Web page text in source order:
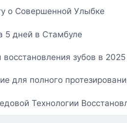
о Совершенной Улыбке
5 дней в Стамбуле
зубов в 2025
для полного
Технологии